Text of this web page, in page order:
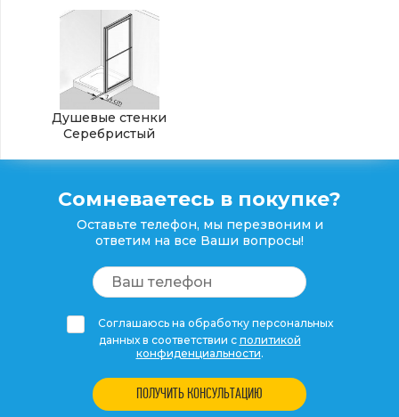
Душевые стенки
Серебристый
Сомневаетесь в покупке?
Оставьте телефон, мы перезвоним и
ответим на все Ваши вопросы!
Соглашаюсь на обработку персональных
данных в соответствии с политикой
конфиденциальности.
ПОЛУЧИТЬ КОНСУЛЬТАЦИЮ